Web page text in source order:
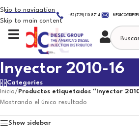
Skip to navigation
Skip to main content
+52 (729) 110 8714
Inyector 2010-16
Categories
Inicio/ Productos etiquetados “Inyector
Mostrando el único resultado
Show sidebar